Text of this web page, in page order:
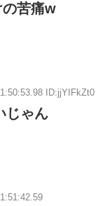
の苦痛w
ID:jjYIFkZt0
じゃん